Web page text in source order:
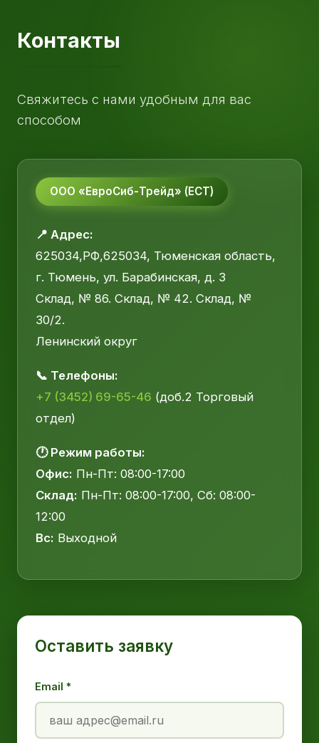
Контакты
Свяжитесь с нами удобным для вас
способом
ООО «ЕвроСиб-Трейд» (ЕСТ)
📍 Адрес:
625034,РФ,625034, Тюменская область,
г. Тюмень, ул. Барабинская, д. 3
Склад, № 86. Склад, № 42. Склад, №
30/2.
Ленинский округ
📞 Телефоны:
+7 (3452) 69-65-46 (доб.2 Торговый
отдел)
🕐 Режим работы:
Офис: Пн-Пт: 08:00-17:00
Склад: Пн-Пт: 08:00-17:00, Сб: 08:00-
12:00
Вс: Выходной
Оставить заявку
Email *